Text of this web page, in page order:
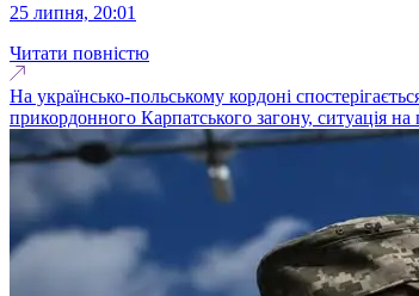
25 липня, 20:01
Читати повністю
На українсько-польському кордоні
прикордонного Карпатського загону, ситуація